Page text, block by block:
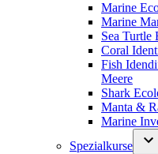
Marine
Marine
Sea Turtle
Coral
Fish
Meere
Shark
Manta &
Marine
Spezialkurse